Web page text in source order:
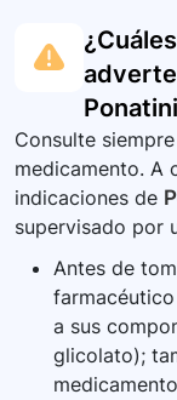
Consulte
medicamento. A
indicaciones de
supervisado por
Antes de
a sus
glicolato);